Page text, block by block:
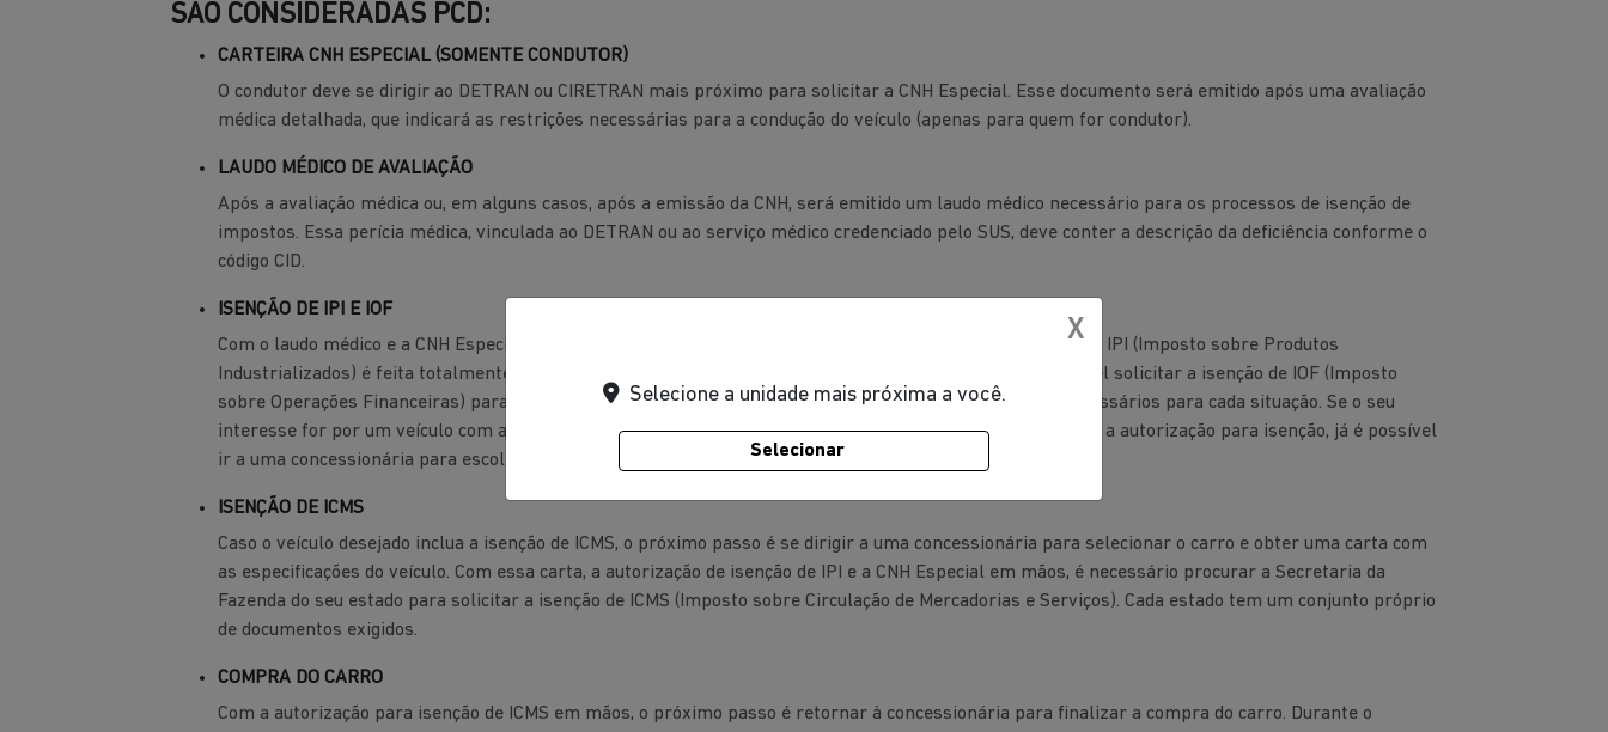
SÃO CONSIDERADAS PCD:
CARTEIRA CNH ESPECIAL (SOMENTE CONDUTOR)
O condutor deve se dirigir ao DETRAN ou CIRETRAN mais próximo para solicitar a CNH Especial. Esse documento será emitido após uma avaliação
médica detalhada, que indicará as restrições necessárias para a condução do veículo (apenas para quem for condutor).
LAUDO MÉDICO DE AVALIAÇÃO
Após a avaliação médica ou, em alguns casos, após a emissão da CNH, será emitido um laudo médico necessário para os processos de isenção de
impostos. Essa perícia médica, vinculada ao DETRAN ou ao serviço médico credenciado pelo SUS, deve conter a descrição da deficiência conforme o
código CID.
ISENÇÃO DE IPI E IOF
Com o laudo médico e a CNH Especial, você pode iniciar o processo de solicitação das isenções. A isenção de IPI (Imposto sobre Produtos
Industrializados) é feita totalmente de forma online, no Portal SISEN. No mesmo portal, também é possível solicitar a isenção de IOF (Imposto
sobre Operações Financeiras) para quem financiar o veículo, além de consultar a lista de documentos necessários para cada situação. Se o seu
interesse for por um veículo com apenas a isenção de IPI (para modelos novos de até R$ 200 mil), ao obter a autorização para isenção, já é possível
ir a uma concessionária para escolher o veículo.
ISENÇÃO DE ICMS
Caso o veículo desejado inclua a isenção de ICMS, o próximo passo é se dirigir a uma concessionária para selecionar o carro e obter uma carta com
as especificações do veículo. Com essa carta, a autorização de isenção de IPI e a CNH Especial em mãos, é necessário procurar a Secretaria da
Fazenda do seu estado para solicitar a isenção de ICMS (Imposto sobre Circulação de Mercadorias e Serviços). Cada estado tem um conjunto próprio
de documentos exigidos.
COMPRA DO CARRO
Com a autorização para isenção de ICMS em mãos, o próximo passo é retornar à concessionária para finalizar a compra do carro. Durante o
X
Selecione a unidade mais próxima a você.
Selecionar